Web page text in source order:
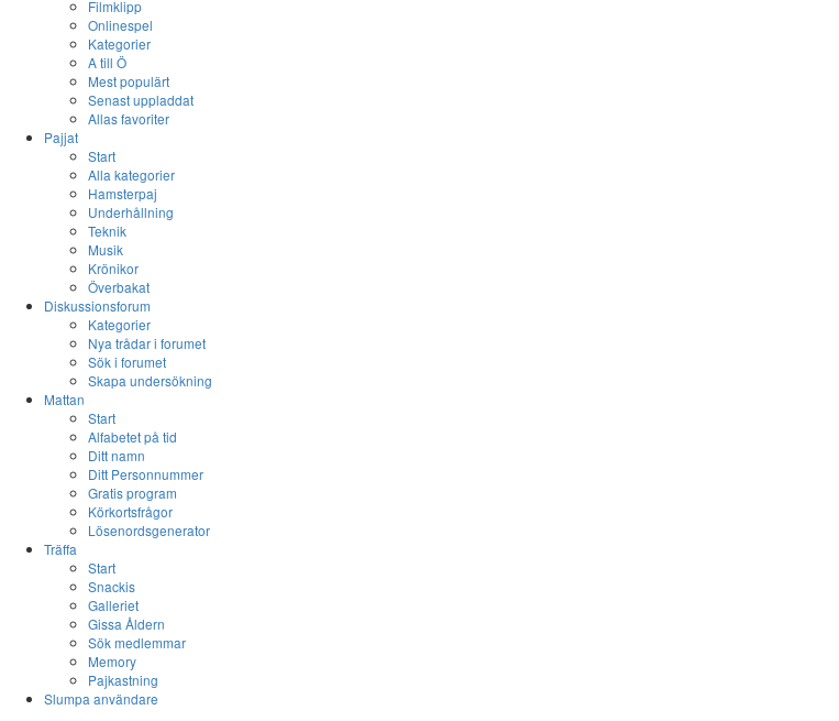
Filmklipp
Onlinespel
Kategorier
A till Ö
Mest populärt
Senast uppladdat
Allas favoriter
Pajjat
Start
Alla kategorier
Hamsterpaj
Underhållning
Teknik
Musik
Krönikor
Överbakat
Diskussionsforum
Kategorier
Nya trådar i forumet
Sök i forumet
Skapa undersökning
Mattan
Start
Alfabetet på tid
Ditt namn
Ditt Personnummer
Gratis program
Körkortsfrågor
Lösenordsgenerator
Träffa
Start
Snackis
Galleriet
Gissa Åldern
Sök medlemmar
Memory
Pajkastning
Slumpa användare